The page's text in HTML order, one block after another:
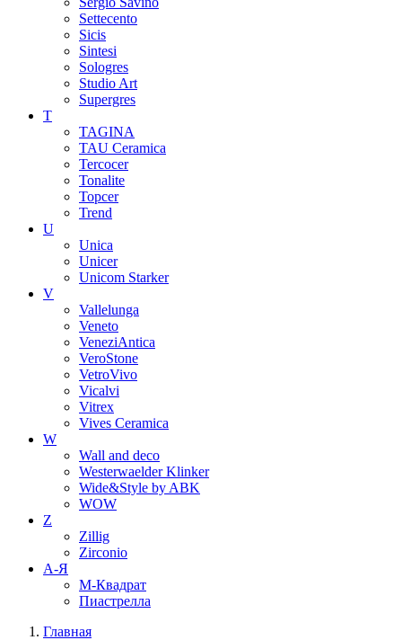
Settecento
Sicis
Sintesi
Sologres
Studio Art
Supergres
T
TAGINA
TAU Ceramica
Tercocer
Tonalite
Topcer
Trend
U
Unica
Unicer
Unicom Starker
V
Vallelunga
Veneto
VeneziAntica
VeroStone
VetroVivo
Vicalvi
Vitrex
Vives Ceramica
W
Wall and deco
Westerwaelder Klinker
Wide&Style by ABK
WOW
Z
Zillig
Zirconio
А-Я
М-Квадрат
Пиастрелла
Главная